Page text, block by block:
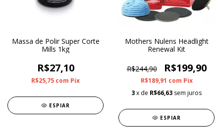
Massa de Polir Super Corte
Mills 1kg
R$27,10
R$25,75 com Pix
ESPIAR
Mothers Nulens Headlight
Renewal Kit
R$244,90 R$199,90
R$189,91 com Pix
3x de R$66,63 sem juros
ESPIAR